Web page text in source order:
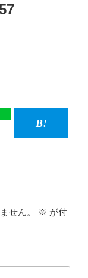
せん。 ※ が付